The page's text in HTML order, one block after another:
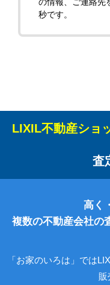
秒です。
LIXIL不動産ショ
査
高く
複数の不動産会社の
「お家のいろは」では
販